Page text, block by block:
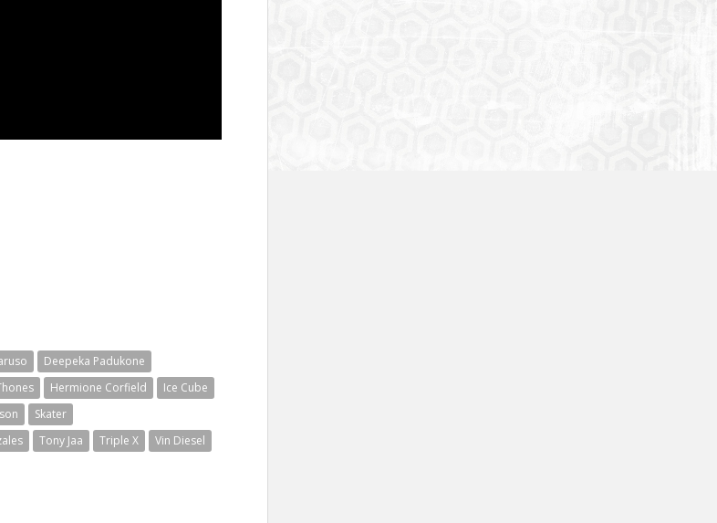
Deepeka Padukone
Hermione Corfield
Ice Cube
Skater
Tony Jaa Triple X
Vin Diesel